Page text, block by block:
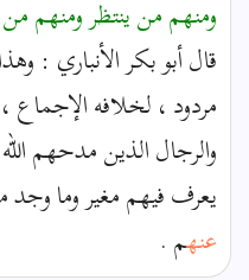
ومنهم من ينتظر ومنهم
قال أبو بكر الأنباري :
مردود ، لخلافه الإجماع
والرجال الذين مدحهم
يعرف فيهم مغير وما
عنهم .